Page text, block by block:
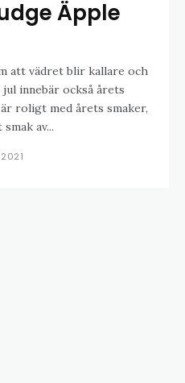
Äpple
att vädret blir kallare och
innebär också årets
roligt med årets smaker,
av...